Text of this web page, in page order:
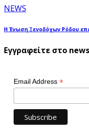
NEWS
Η Ένωση Ξενοδόχων Ρόδου
Εγγραφείτε στο
Email Address *